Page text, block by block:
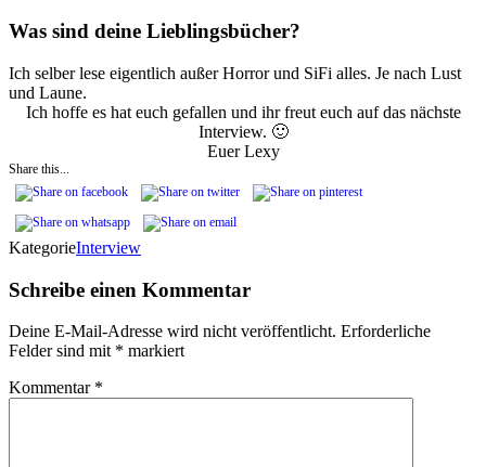
Was sind deine Lieblingsbücher?
Ich selber lese eigentlich außer Horror und SiFi alles. Je nach Lust
und Laune.
Ich hoffe es hat euch gefallen und ihr freut euch auf das nächste
Interview. 🙂
Euer Lexy
Share this...
KategorieInterview
Schreibe einen Kommentar
Deine E-Mail-Adresse wird nicht veröffentlicht. Erforderliche
Felder sind mit * markiert
Kommentar *